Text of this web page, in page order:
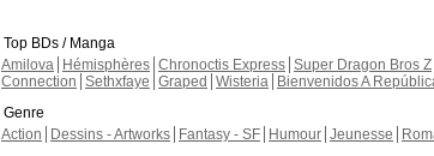
Top BDs / Manga
Amilova
Hémisphères Chronoctis Express Super Dragon Bros Z
Connection Sethxfaye Graped Wisteria Bienvenidos A
Genre
Action
Dessins - Artworks Fantasy - SF Humour Jeunesse